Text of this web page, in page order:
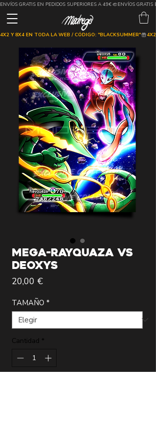
ENVÍOS GRATIS EN PEDIDOS SUPERIORES A 49€
4X2 Y 8X4 EN TODA LA WEB / CÓDIGO: "BLACKSUMMER"
MEGA-RAYQUAZA VS
DEOXYS
20,00 €Precio
TAMAÑO *
Cantidad *